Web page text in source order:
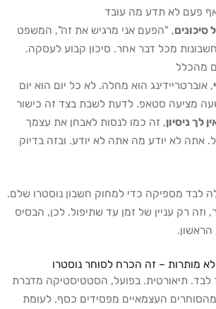
סיכונים, "הפעם אני מרגיש את זה", המשפט
מכל דבר אחר. סיכון קבוע לעסקה.
מהכלל
, אוברטריידינג הוא מחלה. לא כל יום הוא יום
מציעה סטאפ. לדעת לשבת בצד זה כישור
לך ניסיון, זה כמו לנסות לאבחן את עצמך
אתה לא יודע מה אתה לא יודע. ובזה בדיוק
לבד מספיקה כדי למחוק חשבון נוסטרו שלם.
וזה רק עניין של זמן עד שתיפול. לכן, הבסיס
הראשון.
מותרות – זה הכרח לסוחר נוסטרו
לבד. תיאורטית. בפועל, הסטטיסטיקה מדברת
בעד עצמה. מעל 90% מהסוחרים העצמאיים מפסידים כסף. לעומת